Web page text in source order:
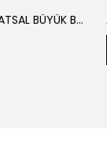
ALTIN YAPRAK VARAK SANATSAL BÜYÜK BOY FOLYO EPOKSİ REÇİNE NAİL ART 8 ADET ALTIN RENK 14X14 CM